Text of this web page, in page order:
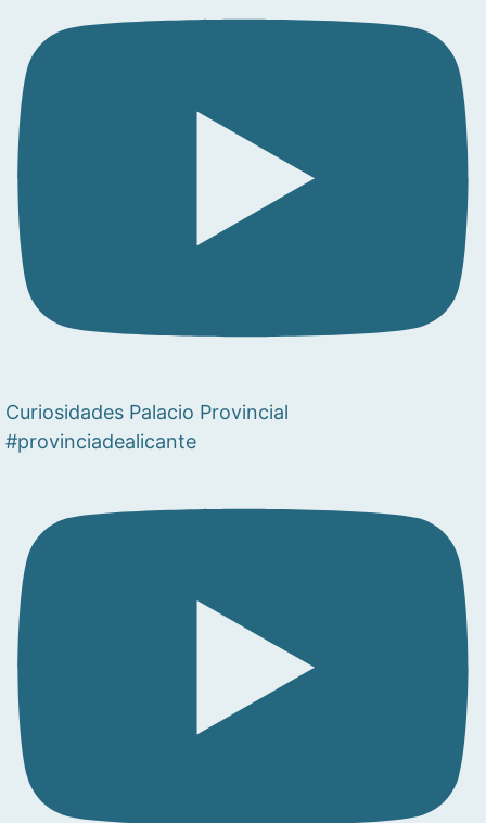
Curiosidades Palacio Provincial
#provinciadealicante